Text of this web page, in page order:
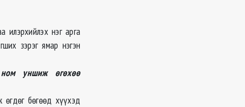
нэг арга
зэрэг ямар нэгэн
уншиж өгөхөө
бөгөөд хүүхэд